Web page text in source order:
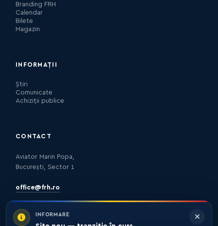
INFORMARE
Branding FRH
Calendar
Bilete
Magazin
INFORMAȚII
Știri
Comunicate
Achiziții publice
CONTACT
Aviator Marin Popa,
București, Sector 1
office@frh.ro